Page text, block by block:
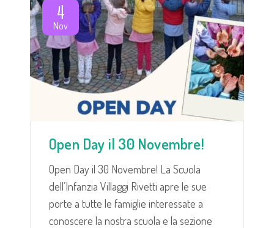
4
Nov
Open Day il 30 Novembre!
Open Day il 30 Novembre! La Scuola
dell’Infanzia Villaggi Rivetti apre le sue
porte a tutte le famiglie interessate a
conoscere la nostra scuola e la sezione